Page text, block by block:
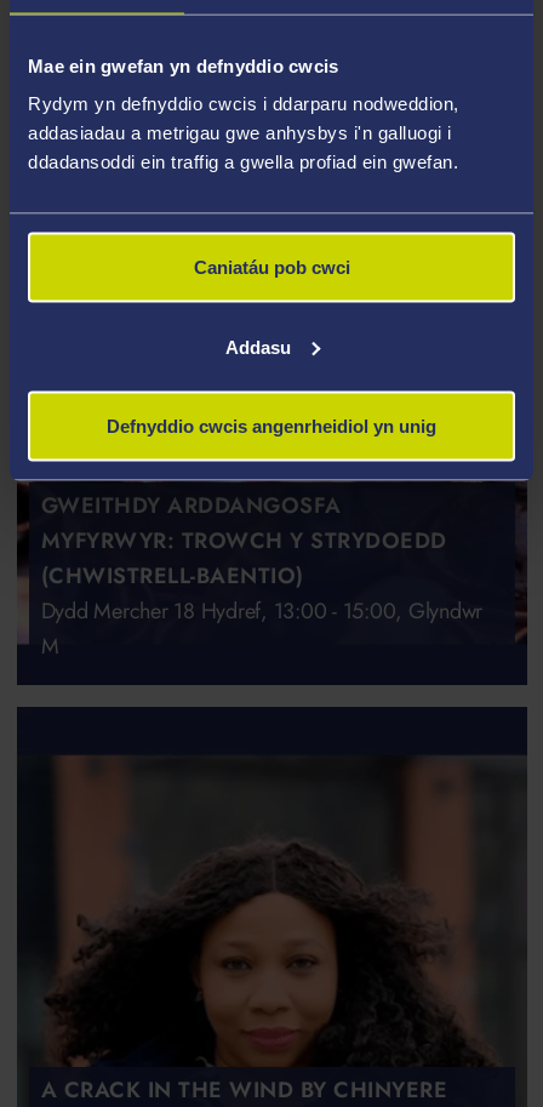
Mae ein gwefan yn defnyddio cwcis
Rydym yn defnyddio cwcis i ddarparu nodweddion,
addasiadau a metrigau gwe anhysbys i'n galluogi i
ddadansoddi ein traffig a gwella profiad ein gwefan.
Caniatáu pob cwci
Addasu
Defnyddio cwcis angenrheidiol yn unig
GWEITHDY ARDDANGOS MYFYRWYR:
ARCHWILIO'R ARCHIFAU
Dydd Mercher 18 Hydref, 13:00 – 15:00, Llyfrgell
Singleton – Archifau Richard Bu
GWEITHDY ARDDANGOSFA
MYFYRWYR: TROWCH Y STRYDOEDD
(CHWISTRELL-BAENTIO)
Dydd Mercher 18 Hydref, 13:00 - 15:00, Glyndwr
M
A CRACK IN THE WIND BY CHINYERE